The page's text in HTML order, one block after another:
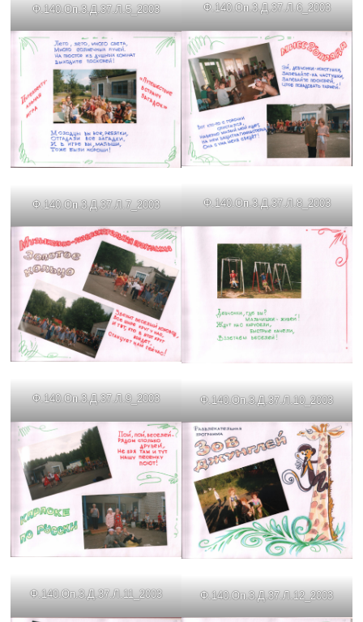
Ф.140.Оп.3.Д.37.Л.5_2003 Ф.140.Оп.3.Д.37.Л.6_2003
Ф.140.Оп.3.Д.37.Л.7_2003 Ф.140.Оп.3.Д.37.Л.8_2003
Ф.140.Оп.3.Д.37.Л.9_2003 Ф.140.Оп.3.Д.37.Л.10_2003
Ф.140.Оп.3.Д.37.Л.11_2003 Ф.140.Оп.3.Д.37.Л.12_2003